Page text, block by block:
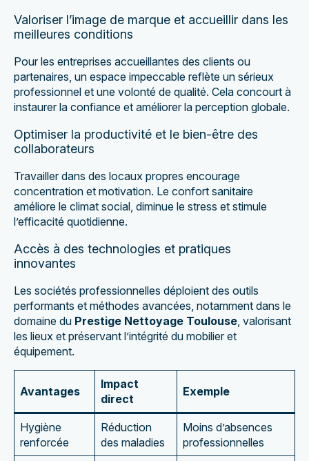
Valoriser l’image de marque et accueillir dans les
meilleures conditions
Pour les entreprises accueillantes des clients ou
partenaires, un espace impeccable reflète un sérieux
professionnel et une volonté de qualité. Cela concourt à
instaurer la confiance et améliorer la perception globale.
Optimiser la productivité et le bien-être des
collaborateurs
Travailler dans des locaux propres encourage
concentration et motivation. Le confort sanitaire
améliore le climat social, diminue le stress et stimule
l’efficacité quotidienne.
Accès à des technologies et pratiques
innovantes
Les sociétés professionnelles déploient des outils
performants et méthodes avancées, notamment dans le
domaine du Prestige Nettoyage Toulouse , valorisant
les lieux et préservant l’intégrité du mobilier et
équipement.
Avantages
Impact
direct
Exemple
Hygiène
renforcée
Réduction
des maladies
Moins d’absences
professionnelles